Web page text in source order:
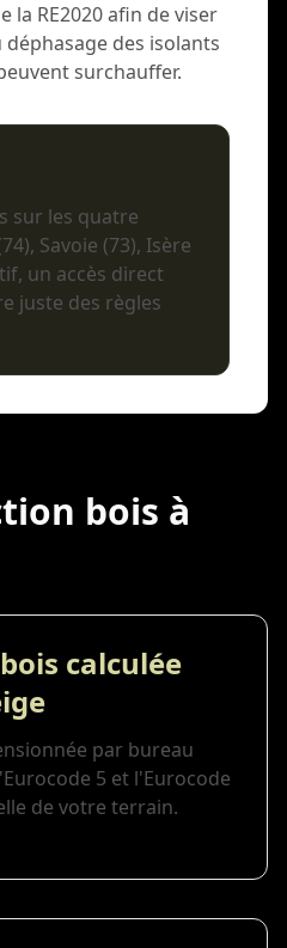
RE2020 afin de viser
des isolants
surchauffer.
sur les quatre
Savoie (73), Isère
un accès direct
juste des règles
bois à
calculée
par bureau
5 et l'Eurocode
de votre terrain.